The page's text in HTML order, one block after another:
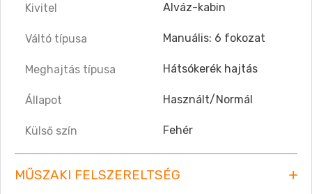
Kivitel Alváz-kabin
Váltó típusa Manuális: 6 fokozat
Meghajtás típusa Hátsókerék hajtás
Állapot Használt/Normál
Külső szín Fehér
MŰSZAKI FELSZERELTSÉG